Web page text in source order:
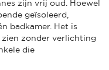
zijn vrij oud. Hoewel
geïsoleerd,
badkamer. Het is
zonder verlichting
die